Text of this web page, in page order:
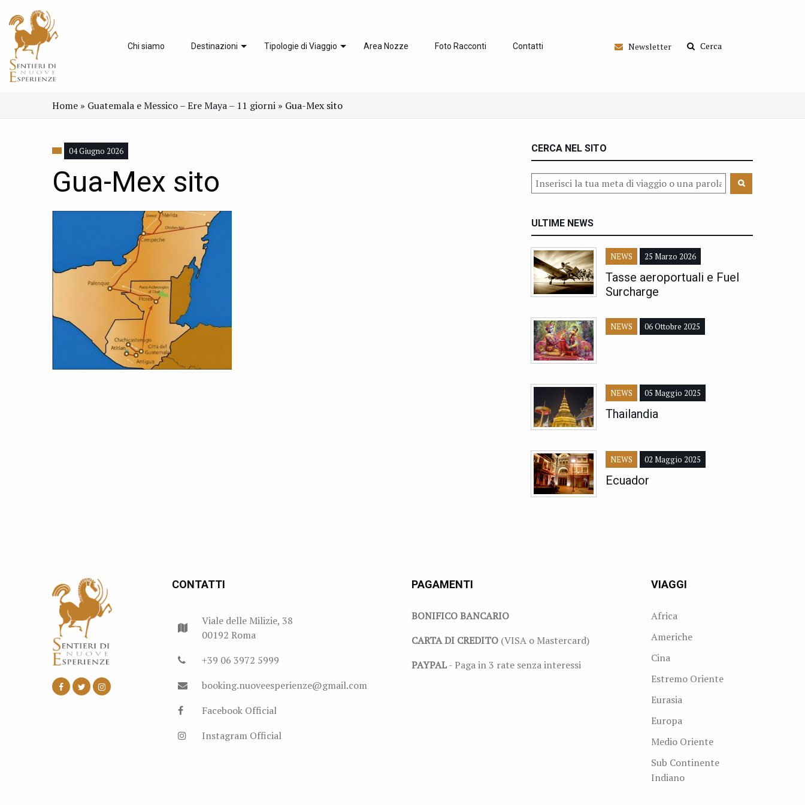
Chi siamo Destinazioni Tipologie di Viaggio Area Nozze Foto Racconti Contatti Newsletter Cerca
Home » Guatemala e Messico – Ere Maya – 11 giorni » Gua-Mex sito
04 Giugno 2026
Gua-Mex sito
CERCA NEL SITO
ULTIME NEWS
NEWS 25 Marzo 2026
Tasse aeroportuali e Fuel
Surcharge
NEWS 06 Ottobre 2025
NEWS 05 Maggio 2025
Thailandia
NEWS 02 Maggio 2025
Ecuador
CONTATTI
Viale delle Milizie, 38
00192 Roma
+39 06 3972 5999
booking.nuoveesperienze@gmail.com
Facebook Official
Instagram Official
PAGAMENTI
BONIFICO BANCARIO
CARTA DI CREDITO(VISA o Mastercard)
PAYPAL- Paga in 3 rate senza interessi
VIAGGI
Africa
Americhe
Cina
Estremo Oriente
Eurasia
Europa
Medio Oriente
Sub Continente
Indiano